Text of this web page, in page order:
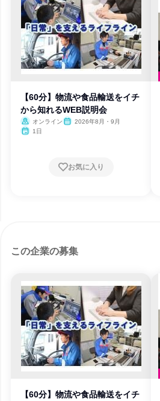
【60分】物流や食品輸送をイチ
から知れるWEB説明会
オンライン
2026年8月・9月
1日
お気に入り
この企業の募集
【60分】物流や食品輸送をイチ